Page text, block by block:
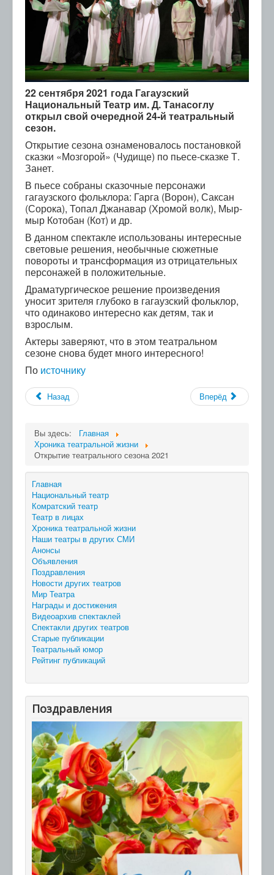
22 сентября 2021 года Гагаузcкий
Национальный Театр им. Д. Танасоглу
открыл свой очередной 24-й театральный
сезон.
Открытие сезона ознаменовалось постановкой
сказки «Мозгорой» (Чудище) по пьесе-сказке Т.
Занет.
В пьесе собраны сказочные персонажи
гагаузского фольклора: Гарга (Ворон), Саксан
(Сорока), Топал Джанавар (Хромой волк), Мыр-
мыр Котобан (Кот) и др.
В данном спектакле использованы интересные
световые решения, необычные сюжетные
повороты и трансформация из отрицательных
персонажей в положительные.
Драматургическое решение произведения
уносит зрителя глубоко в гагаузский фольклор,
что одинаково интересно как детям, так и
взрослым.
Актеры заверяют, что в этом театральном
сезоне снова будет много интересного!
По источнику
Назад Вперёд
Вы здесь:
Главная
Хроника театральной жизни
Открытие театрального сезона 2021
Главная
Национальный театр
Комратский театр
Театр в лицах
Хроника театральной жизни
Наши театры в других СМИ
Анонсы
Объявления
Поздравления
Новости других театров
Мир Театра
Награды и достижения
Видеоархив спектаклей
Спектакли других театров
Старые публикации
Театральный юмор
Рейтинг публикаций
Поздравления